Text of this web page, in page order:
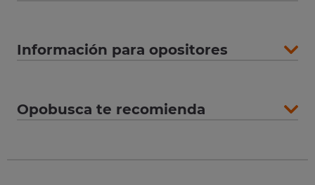
Información para opositores
Opobusca te recomienda